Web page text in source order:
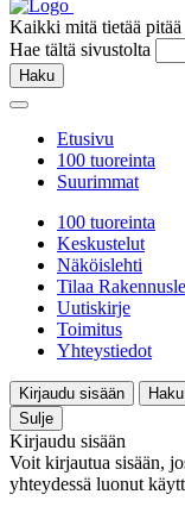
Kaikki mitä tietää pitää
Hae tältä sivustolta
Haku
Etusivu
100 tuoreinta
Suurimmat
100 tuoreinta
Keskustelut
Näköislehti
Tilaa
Uutiskirje
Toimitus
Yhteystiedot
Kirjaudu sisään
Haku
Sulje
Kirjaudu sisään
Voit kirjautua sisään,
yhteydessä luonut